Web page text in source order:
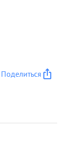
Поделиться